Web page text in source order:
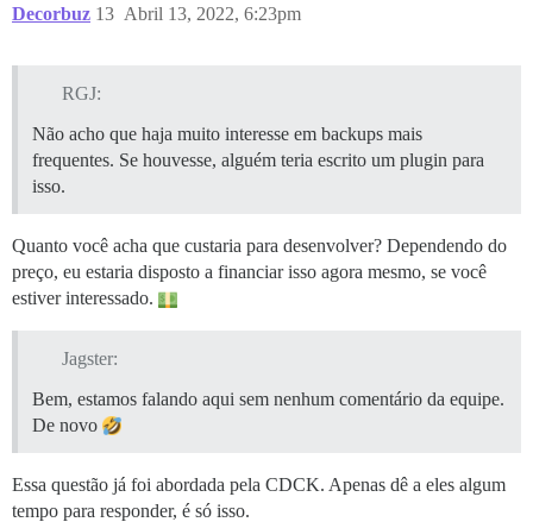
Decorbuz Abril 13, 2022, 6:23pm
13
RGJ:
Não acho que haja muito interesse em backups mais
frequentes. Se houvesse, alguém teria escrito um plugin para
isso.
Quanto você acha que custaria para desenvolver? Dependendo do
preço, eu estaria disposto a financiar isso agora mesmo, se você
estiver interessado.
Jagster:
Bem, estamos falando aqui sem nenhum comentário da equipe.
De novo
Essa questão já foi abordada pela CDCK. Apenas dê a eles algum
tempo para responder, é só isso.